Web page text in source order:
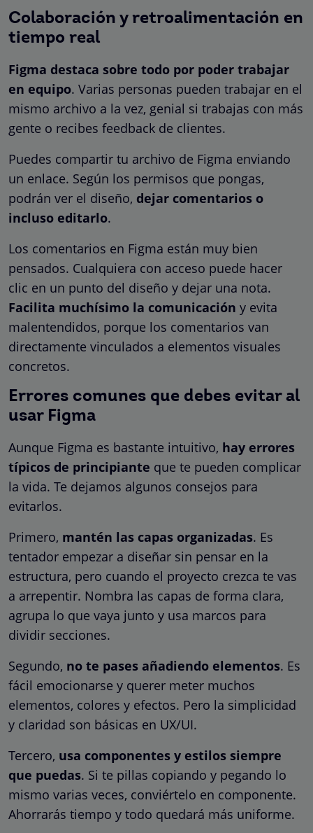
Colaboración y retroalimentación en
tiempo real
Figma destaca sobre todo por poder trabajar
en equipo. Varias personas pueden trabajar en el
mismo archivo a la vez, genial si trabajas con más
gente o recibes feedback de clientes.
Puedes compartir tu archivo de Figma enviando
un enlace. Según los permisos que pongas,
podrán ver el diseño, dejar comentarios o
incluso editarlo.
Los comentarios en Figma están muy bien
pensados. Cualquiera con acceso puede hacer
clic en un punto del diseño y dejar una nota.
Facilita muchísimo la comunicación y evita
malentendidos, porque los comentarios van
directamente vinculados a elementos visuales
concretos.
Errores comunes que debes evitar al
usar Figma
Aunque Figma es bastante intuitivo, hay errores
típicos de principiante que te pueden complicar
la vida. Te dejamos algunos consejos para
evitarlos.
Primero, mantén las capas organizadas. Es
tentador empezar a diseñar sin pensar en la
estructura, pero cuando el proyecto crezca te vas
a arrepentir. Nombra las capas de forma clara,
agrupa lo que vaya junto y usa marcos para
dividir secciones.
Segundo, no te pases añadiendo elementos. Es
fácil emocionarse y querer meter muchos
elementos, colores y efectos. Pero la simplicidad
y claridad son básicas en UX/UI.
Tercero, usa componentes y estilos siempre
que puedas. Si te pillas copiando y pegando lo
mismo varias veces, conviértelo en componente.
Ahorrarás tiempo y todo quedará más uniforme.